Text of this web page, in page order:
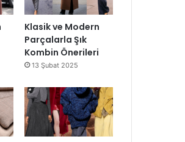
Klasik ve Modern
Parçalarla Şık
Kombin Önerileri
13 Şubat 2025